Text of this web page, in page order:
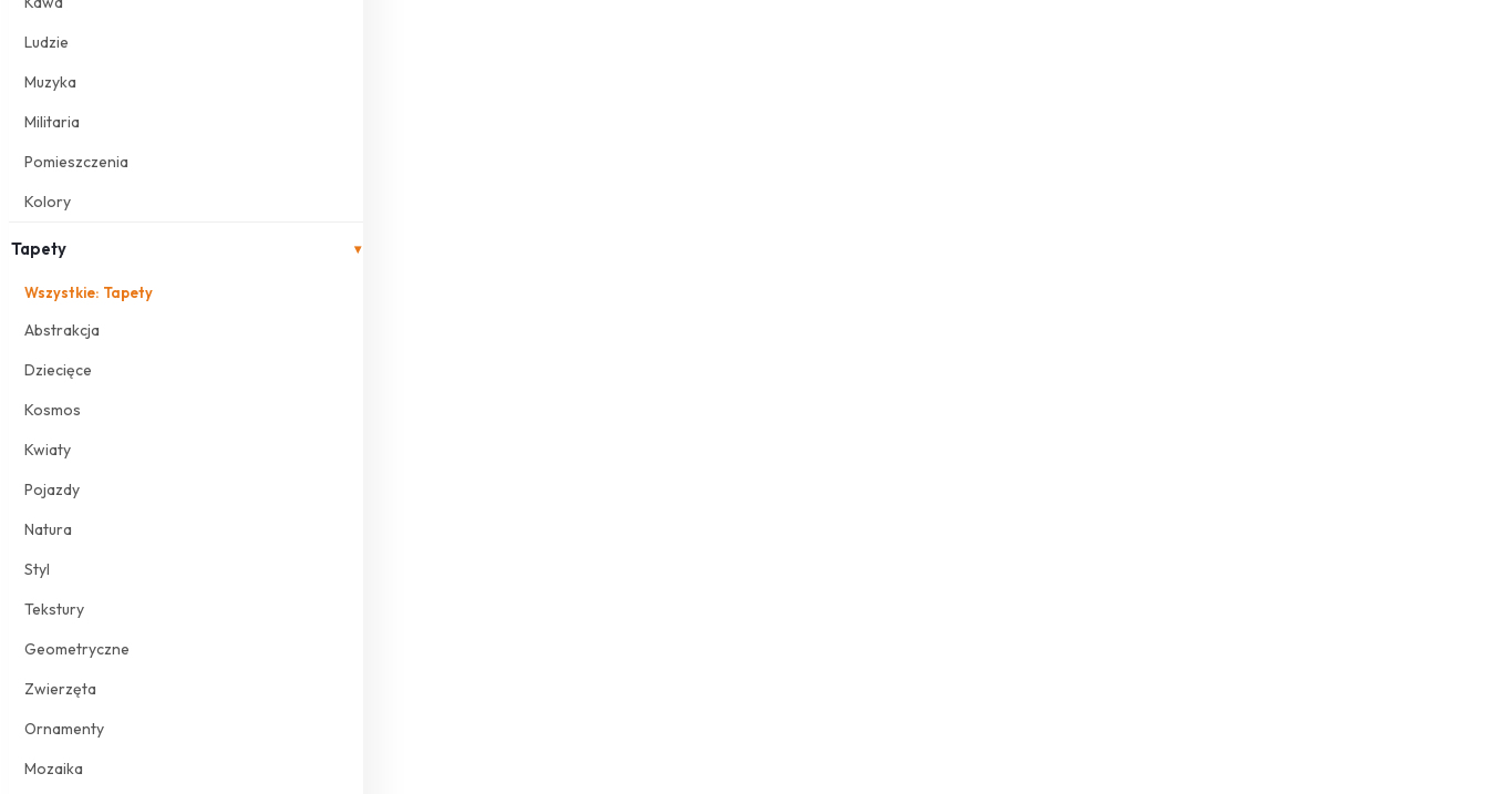
Ludzie
Muzyka
Militaria
Pomieszczenia
Kolory
Tapety ▾
Wszystkie: Tapety
Abstrakcja
Dziecięce
Kosmos
Kwiaty
Pojazdy
Natura
Styl
Tekstury
Geometryczne
Zwierzęta
Ornamenty
Mozaika